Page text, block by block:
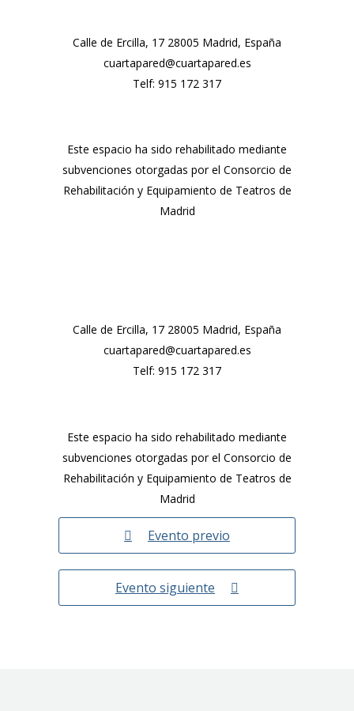
Calle de Ercilla, 17 28005 Madrid, España
cuartapared@cuartapared.es
Telf: 915 172 317
Este espacio ha sido rehabilitado mediante
subvenciones otorgadas por el Consorcio de
Rehabilitación y Equipamiento de Teatros de
Madrid
Calle de Ercilla, 17 28005 Madrid, España
cuartapared@cuartapared.es
Telf: 915 172 317
Este espacio ha sido rehabilitado mediante
subvenciones otorgadas por el Consorcio de
Rehabilitación y Equipamiento de Teatros de
Madrid
Evento previo
Evento siguiente